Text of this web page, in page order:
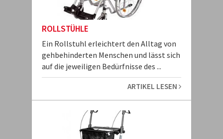
ROLLSTÜHLE
Ein Rollstuhl erleichtert den Alltag von
gehbehinderten Menschen und lässt sich
auf die jeweiligen Bedürfnisse des ...
ARTIKEL LESEN